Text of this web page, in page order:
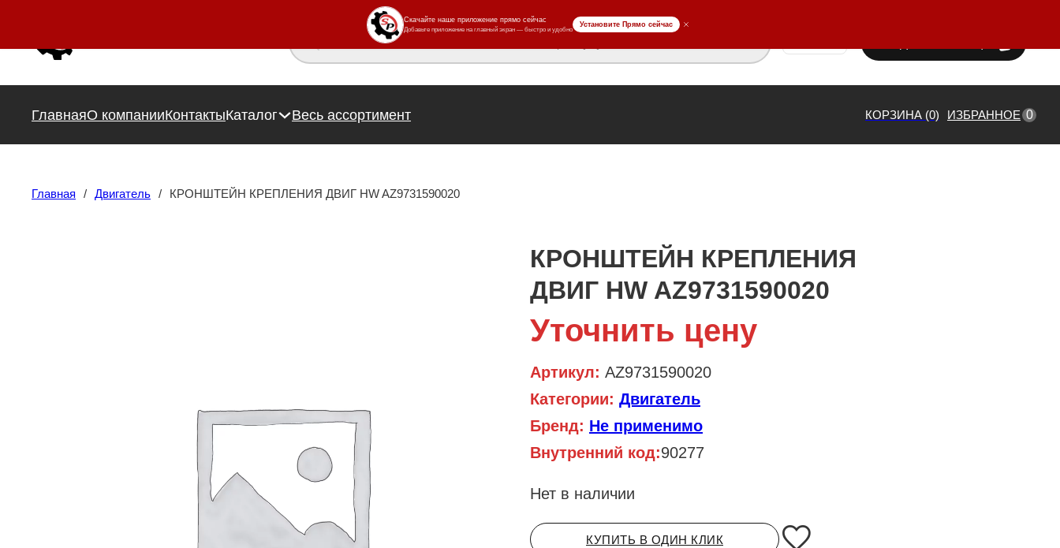
Поиск товаров
ГлавнаяО компанииКонтактыКаталог Весь ассортимент КОРЗИНА (0) ИЗБРАННОЕ 0
Главная / Двигатель / КРОНШТЕЙН КРЕПЛЕНИЯ ДВИГ HW AZ9731590020
КРОНШТЕЙН КРЕПЛЕНИЯ
ДВИГ HW AZ9731590020
Уточнить цену
Артикул: AZ9731590020
Категории: Двигатель
Бренд: Не применимо
Внутренний код:90277
Нет в наличии
КУПИТЬ В ОДИН КЛИК